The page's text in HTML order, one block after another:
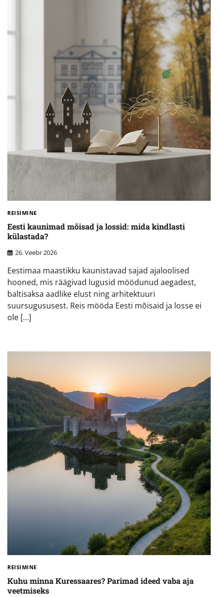
REISIMINE
Eesti kaunimad mõisad ja lossid: mida kindlasti
külastada?
26. Veebr 2026
Eestimaa maastikku kaunistavad sajad ajaloolised
hooned, mis räägivad lugusid möödunud aegadest,
baltisaksa aadlike elust ning arhitektuuri
suursugususest. Reis mööda Eesti mõisaid ja losse ei
ole […]
REISIMINE
Kuhu minna Kuressaares? Parimad ideed vaba aja
veetmiseks